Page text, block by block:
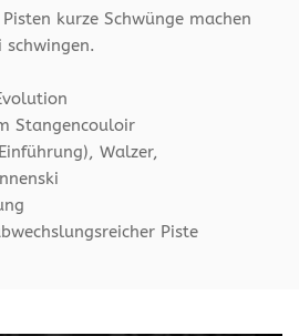
kurze Schwünge machen
schwingen.
Stangencouloir
Walzer,
Piste